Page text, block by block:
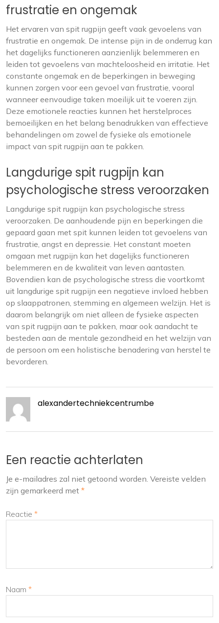
frustratie en ongemak
Het ervaren van spit rugpijn geeft vaak gevoelens van
frustratie en ongemak. De intense pijn in de onderrug kan
het dagelijks functioneren aanzienlijk belemmeren en
leiden tot gevoelens van machteloosheid en irritatie. Het
constante ongemak en de beperkingen in beweging
kunnen zorgen voor een gevoel van frustratie, vooral
wanneer eenvoudige taken moeilijk uit te voeren zijn.
Deze emotionele reacties kunnen het herstelproces
bemoeilijken en het belang benadrukken van effectieve
behandelingen om zowel de fysieke als emotionele
impact van spit rugpijn aan te pakken.
Langdurige spit rugpijn kan
psychologische stress veroorzaken
Langdurige spit rugpijn kan psychologische stress
veroorzaken. De aanhoudende pijn en beperkingen die
gepaard gaan met spit kunnen leiden tot gevoelens van
frustratie, angst en depressie. Het constant moeten
omgaan met rugpijn kan het dagelijks functioneren
belemmeren en de kwaliteit van leven aantasten.
Bovendien kan de psychologische stress die voortkomt
uit langdurige spit rugpijn een negatieve invloed hebben
op slaappatronen, stemming en algemeen welzijn. Het is
daarom belangrijk om niet alleen de fysieke aspecten
van spit rugpijn aan te pakken, maar ook aandacht te
besteden aan de mentale gezondheid en het welzijn van
de persoon om een holistische benadering van herstel te
bevorderen.
alexandertechniekcentrumbe
Een reactie achterlaten
Je e-mailadres zal niet getoond worden. Vereiste velden
zijn gemarkeerd met *
Reactie *
Naam *